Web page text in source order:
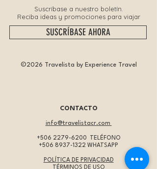
Suscríbase a nuestro boletín.
Reciba ideas y promociones para viajar
SUSCRÍBASE AHORA
©2026 Travelista by Experience Travel
CONTACTO
info@travelistacr.com
+506 2279-6200
TELÉFONO
+506 8937-1322 WHATSAPP
POLÍTICA DE PRIVACIDAD
TÉRMINOS DE USO